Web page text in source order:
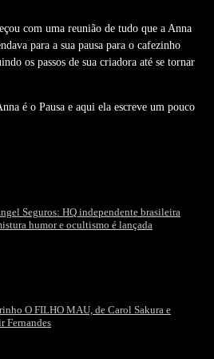
com uma reunião de tudo que a Anna
para a sua pausa para o cafezinho
os passos de sua criadora até se tornar
é o Pausa e aqui ela escreve um pouco
Seguros: HQ independente brasileira
humor e ocultismo é lançada
O FILHO MAU, de Carol Sakura e
Fernandes